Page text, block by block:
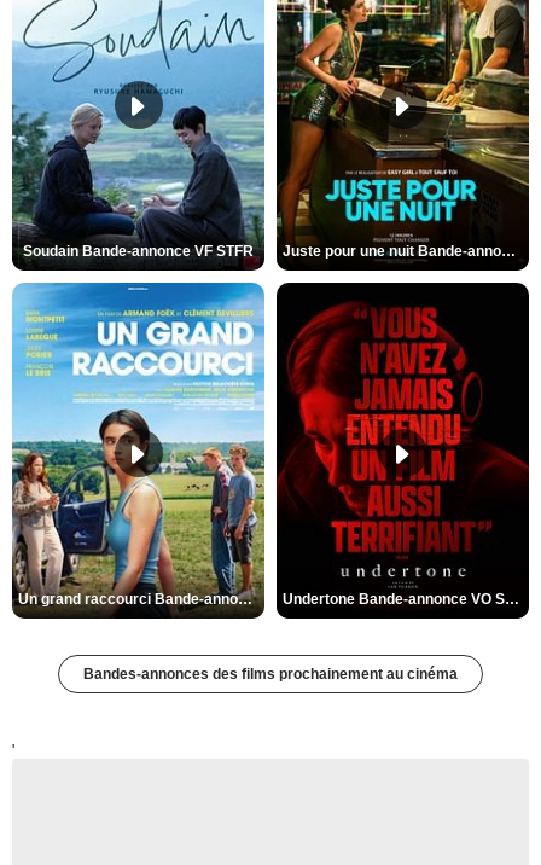
Soudain Bande-annonce VF STFR Juste pour une nuit Bande-annonce VO STFR
Un grand raccourci Bande-annonce VF Undertone Bande-annonce VO STFR
Bandes-annonces des films prochainement au cinéma
'